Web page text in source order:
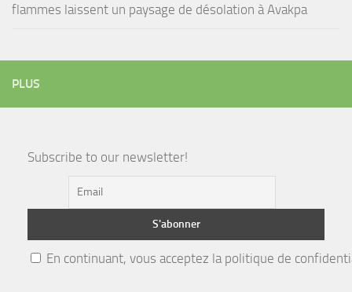
flammes laissent un paysage de désolation à Avakpa
PLUS
Subscribe to our newsletter!
En continuant, vous acceptez la politique de